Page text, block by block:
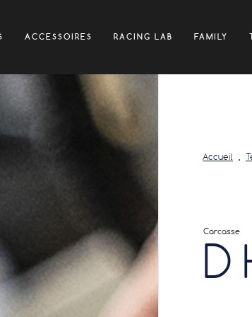
ACCESSOIRES RACING LAB FAMILY
Accueil
Carcasse